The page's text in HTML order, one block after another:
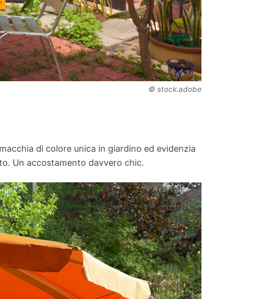
© stock.adobe
di colore unica in giardino ed evidenzia
Un accostamento davvero chic.